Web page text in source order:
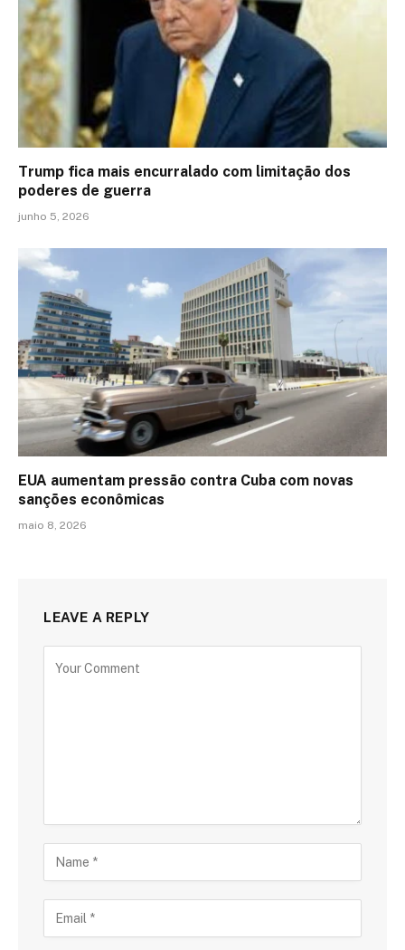
Trump fica mais encurralado com limitação dos
poderes de guerra
junho 5, 2026
EUA aumentam pressão contra Cuba com novas
sanções econômicas
maio 8, 2026
LEAVE A REPLY